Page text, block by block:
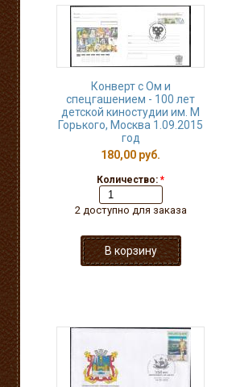
Конверт с Ом и
спецгашением - 100 лет
детской киностудии им. М
Горького, Москва 1.09.2015
год
180,00 руб.
Количество: *
2 доступно для заказа